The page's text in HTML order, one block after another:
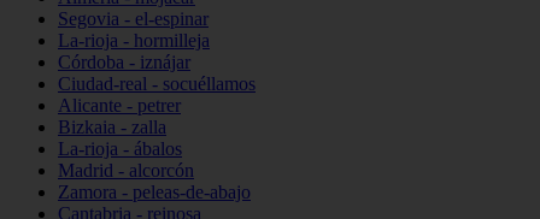
Segovia - el-espinar
La-rioja - hormilleja
Córdoba - iznájar
Ciudad-real - socuéllamos
Alicante - petrer
Bizkaia - zalla
La-rioja - ábalos
Madrid - alcorcón
Zamora - peleas-de-abajo
Cantabria - reinosa